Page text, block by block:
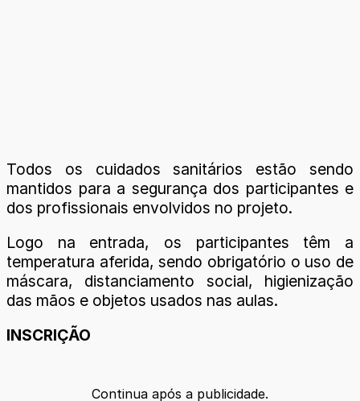
Todos os cuidados sanitários estão sendo
mantidos para a segurança dos participantes e
dos profissionais envolvidos no projeto.
Logo na entrada, os participantes têm a
temperatura aferida, sendo obrigatório o uso de
máscara, distanciamento social, higienização
das mãos e objetos usados nas aulas.
INSCRIÇÃO
Continua após a publicidade.